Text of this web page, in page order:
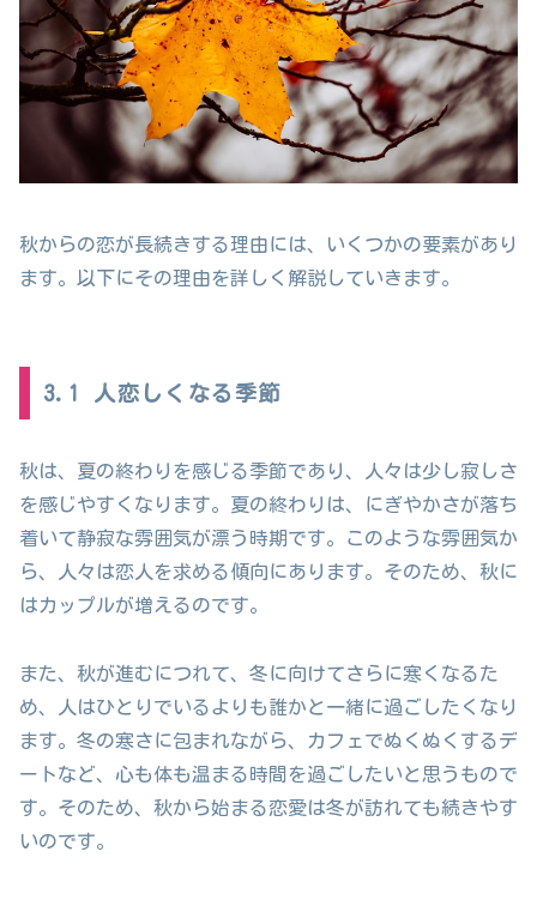
秋からの恋が長続きする理由には、いくつかの要素があり
ます。以下にその理由を詳しく解説していきます。
3.1 人恋しくなる季節
秋は、夏の終わりを感じる季節であり、人々は少し寂しさ
を感じやすくなります。夏の終わりは、にぎやかさが落ち
着いて静寂な雰囲気が漂う時期です。このような雰囲気か
ら、人々は恋人を求める傾向にあります。そのため、秋に
はカップルが増えるのです。
また、秋が進むにつれて、冬に向けてさらに寒くなるた
め、人はひとりでいるよりも誰かと一緒に過ごしたくなり
ます。冬の寒さに包まれながら、カフェでぬくぬくするデ
ートなど、心も体も温まる時間を過ごしたいと思うもので
す。そのため、秋から始まる恋愛は冬が訪れても続きやす
いのです。